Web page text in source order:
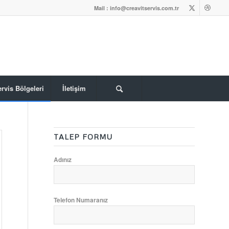
Mail : info@creavitservis.com.tr
Bölgeleri İletişim
TALEP FORMU
Adınız
Telefon Numaranız